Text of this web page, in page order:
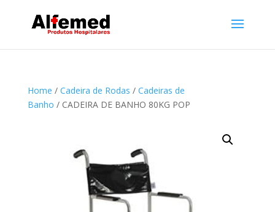
Home / Cadeira de Rodas / Cadeiras de
Banho / CADEIRA DE BANHO 80KG POP